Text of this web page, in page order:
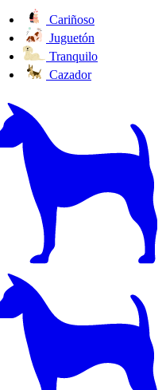
Cariñoso
Juguetón
Tranquilo
Cazador